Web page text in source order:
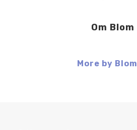
Om Blom
More by Blom